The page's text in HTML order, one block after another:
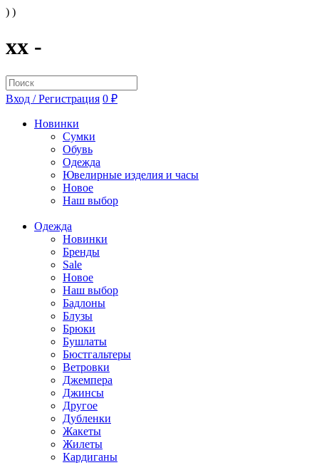
) )
xx -
Вход / Регистрация 0 ₽
Новинки
Сумки
Обувь
Одежда
Ювелирные изделия и часы
Новое
Наш выбор
Одежда
Новинки
Бренды
Sale
Новое
Наш выбор
Бадлоны
Блузы
Брюки
Бушлаты
Бюстгальтеры
Ветровки
Джемпера
Джинсы
Другое
Дубленки
Жакеты
Жилеты
Кардиганы